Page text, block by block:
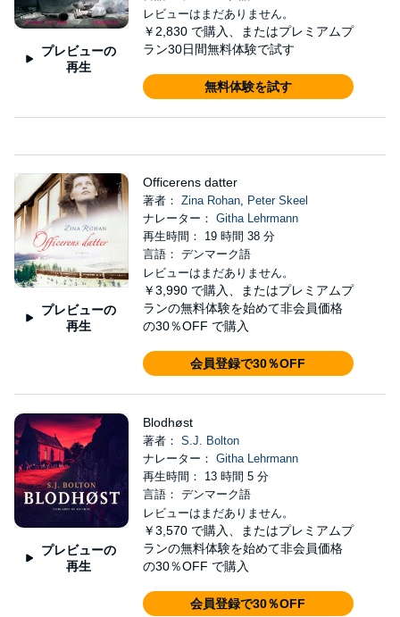
プレビューの
再生
レビューはまだありません。
￥2,830 で購入、またはプレミアムプ
ラン30日間無料体験で試す
無料体験を試す
プレビューの
再生
Officerens datter
著者： Zina Rohan, Peter Skeel
ナレーター： Githa Lehrmann
再生時間： 19 時間 38 分
言語： デンマーク語
レビューはまだありません。
￥3,990 で購入、またはプレミアムプ
ランの無料体験を始めて非会員価格
の30％OFF で購入
会員登録で30％OFF
プレビューの
再生
Blodhøst
著者： S.J. Bolton
ナレーター： Githa Lehrmann
再生時間： 13 時間 5 分
言語： デンマーク語
レビューはまだありません。
￥3,570 で購入、またはプレミアムプ
ランの無料体験を始めて非会員価格
の30％OFF で購入
会員登録で30％OFF